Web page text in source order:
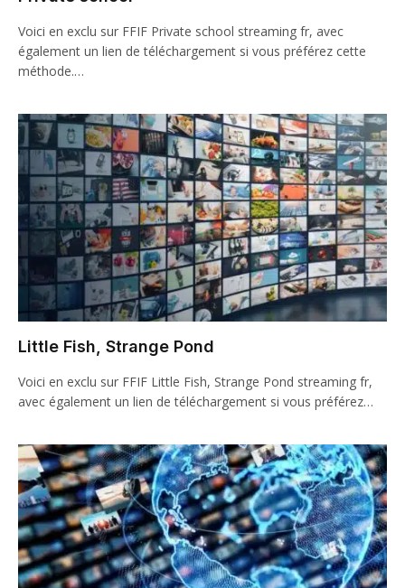
Voici en exclu sur FFIF Private school streaming fr, avec
également un lien de téléchargement si vous préférez cette
méthode.…
Little Fish, Strange Pond
Voici en exclu sur FFIF Little Fish, Strange Pond streaming fr,
avec également un lien de téléchargement si vous préférez…